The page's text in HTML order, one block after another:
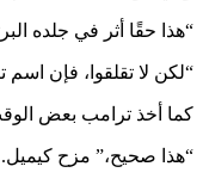
“هذا حقًا أثر في جلده
“لكن لا تقلقوا، فإن
كما أخذ ترامب بعض الوقت ليتفاخر بنتائج فحصه البدني الأخير،
“هذا صحيح،” مزح كيميل.